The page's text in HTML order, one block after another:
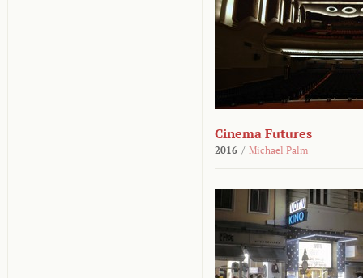
Cinema Futures
2016 / Michael Palm